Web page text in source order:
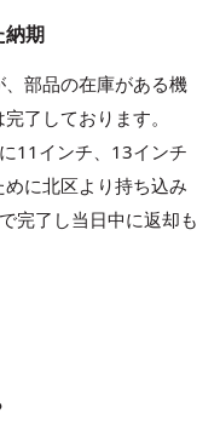
納期
部品の在庫がある機
了しております。
11インチ、13インチ
に北区より持ち込み
完了し当日中に返却も